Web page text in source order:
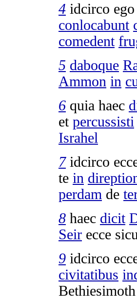
4 idcirco ego
conlocabunt
comedent
5 daboque
Ammon in
6 quia haec
et percussisti
Israhel
7idcirco
te in
perdam de
8 haec dicit
Seir ecce
9 idcirco
civitatibus
Bethiesimoth